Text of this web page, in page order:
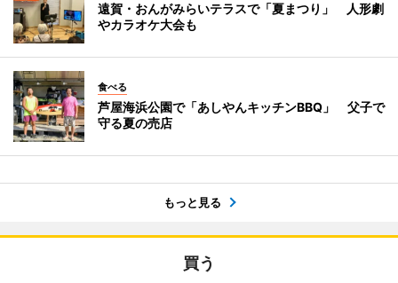
遠賀・おんがみらいテラスで「夏まつり」 人形劇
やカラオケ大会も
食べる
芦屋海浜公園で「あしやんキッチンBBQ」 父子で
守る夏の売店
もっと見る
買う